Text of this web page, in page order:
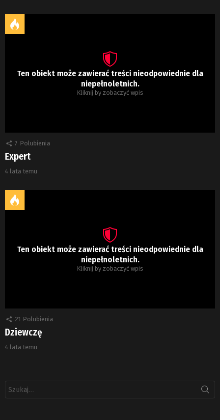
Ten obiekt może zawierać treści nieodpowiednie dla
niepełnoletnich.
Kliknij by zobaczyć wpis
7 Polubienia
Expert
4 lata temu
Ten obiekt może zawierać treści nieodpowiednie dla
niepełnoletnich.
Kliknij by zobaczyć wpis
21 Polubienia
Dziewczę
4 lata temu